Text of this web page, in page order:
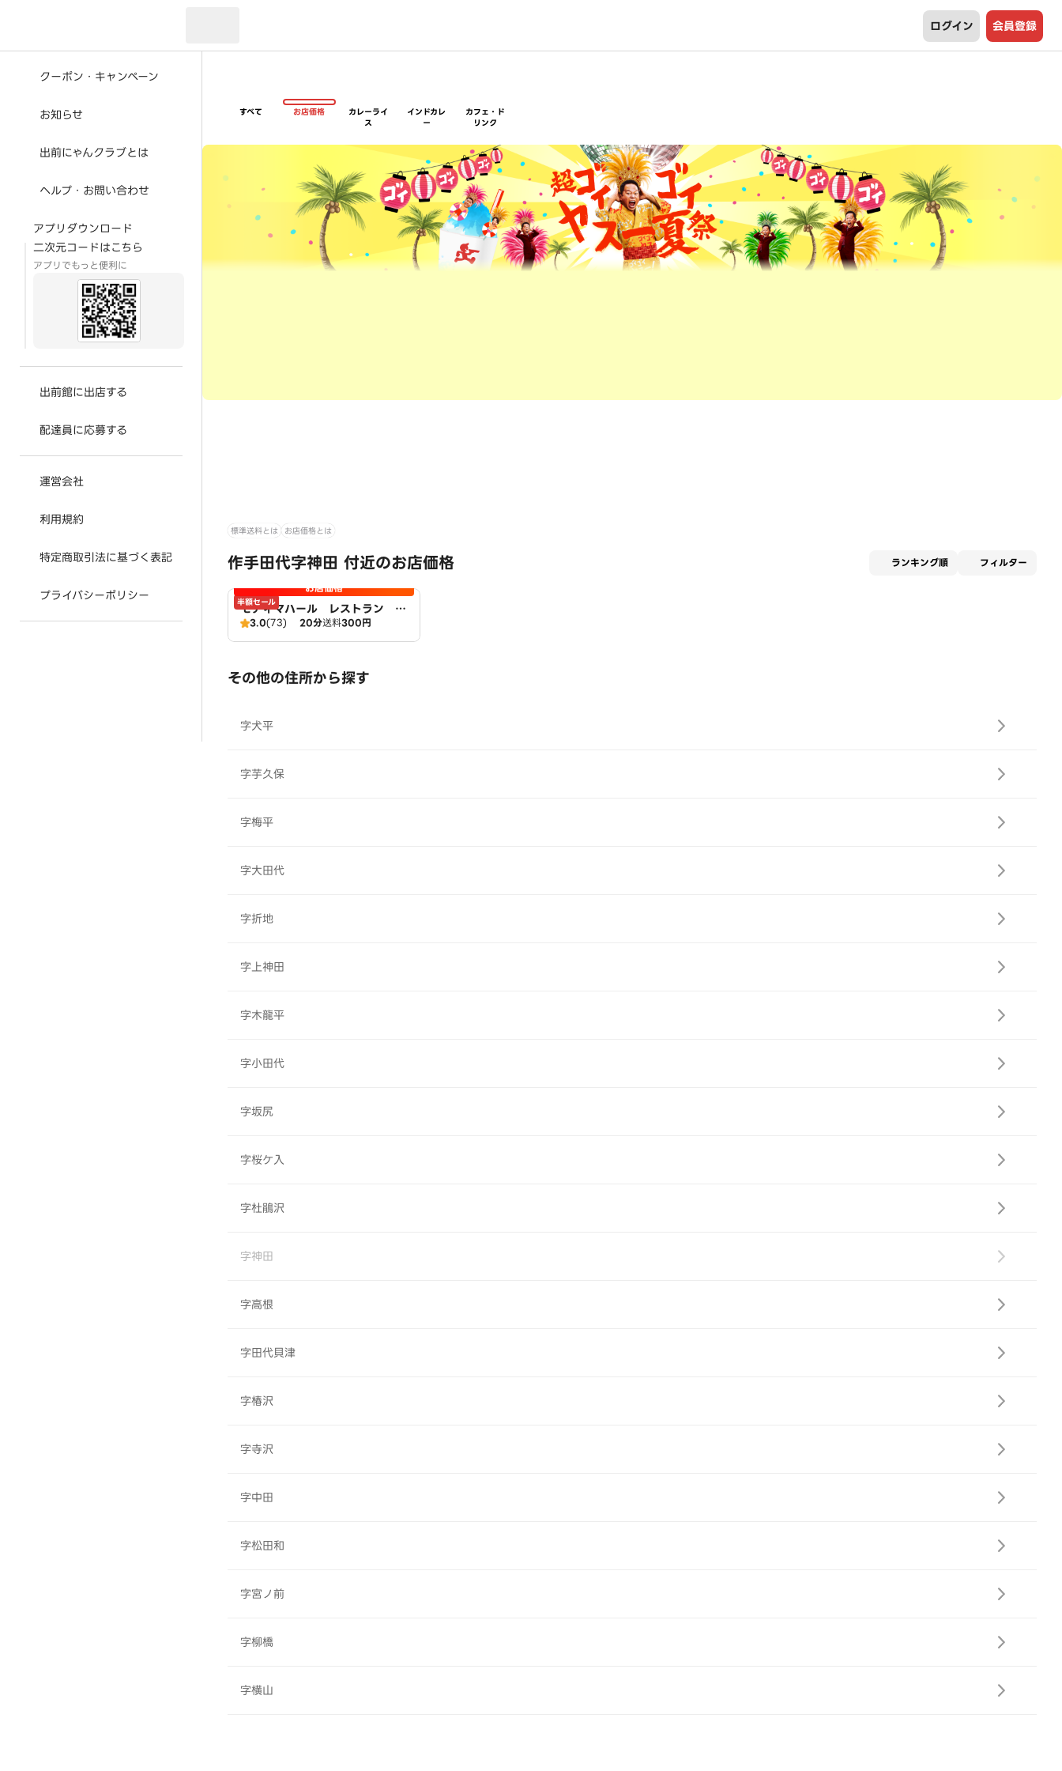
ログイン 会員登録
クーポン・キャンペーン
お知らせ
出前にゃんクラブとは
ヘルプ・お問い合わせ
アプリダウンロード
二次元コードはこちら
アプリでもっと便利に
出前館に出店する
配達員に応募する
運営会社
利用規約
特定商取引法に基づく表記
プライバシーポリシー
すべて お店価格
カレーライ
ス
インドカレ
ー
カフェ・ド
リンク
超ゴイゴイヤスー夏祭
標準送料とは お店価格とは
作手田代字神田 付近のお店価格 ランキング順 フィルター
半額セール
お店価格
モティマハール レストラン ア
ンドバー
3.0(73) 20分送料300円
その他の住所から探す
字犬平
字芋久保
字梅平
字大田代
字折地
字上神田
字木龍平
字小田代
字坂尻
字桜ケ入
字杜鵑沢
字神田
字高根
字田代貝津
字椿沢
字寺沢
字中田
字松田和
字宮ノ前
字柳橋
字横山